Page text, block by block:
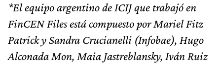
*El equipo argentino de ICIJ que trabajó en
FinCEN Files está compuesto por Mariel Fitz
Patrick y Sandra Crucianelli (Infobae), Hugo
Alconada Mon, Maia Jastreblansky, Iván Ruiz